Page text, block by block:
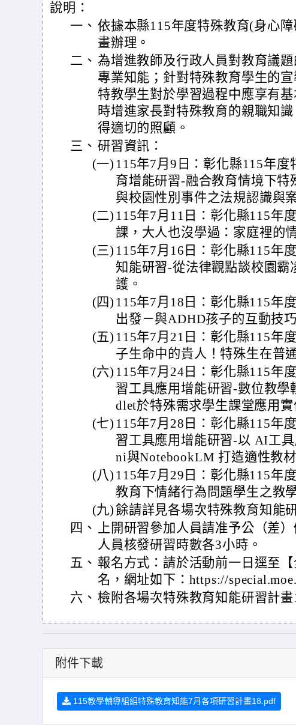
說明：
一、 依據本縣115年度特殊教育(身心
畫辦理。
二、 為增進教師及行政人員對教育議
專業知能；針對特殊教育學生的
特教學生對於學習過程中應享有
時增進家長對特殊教育的親職知
得適切的照顧。
三、 研習資訊：
(一) 115年7月9日：彰化縣115年
育增能研習-融合教育情境下特
與校園性別事件之法規認識與
(二) 115年7月11日：彰化縣115年
課，大人也沒學過：家庭裡的
(三) 115年7月16日：彰化縣115年
知能研習-從法律觀點談校園霸
護。
(四) 115年7月18日：彰化縣115年
出發－與ADHD孩子的互動技
(五) 115年7月21日：彰化縣115年
子生命中的貴人！特殊生在普
(六) 115年7月24日：彰化縣115年
習工具應用增能研習-數位教學
dlet於特殊需求學生課堂應用實
(七) 115年7月28日：彰化縣115年
習工具應用增能研習-以 AI工
ni與NotebookLM 打造適性教材
(八) 115年7月29日：彰化縣115年
教育下情緒行為問題學生之教
(九)餘請詳見各場次特殊教育知能
四、
上開研習參加人員請准予公（差
人員核發研習時數各3小時。
五、 報名方式：請於活動前一日逕至
名，網址如下：https://
六、 檢附各場次特殊教育知能研習計畫
附件下載
115教學輔導組組特殊教育知能7月各項研習計畫18.pdf